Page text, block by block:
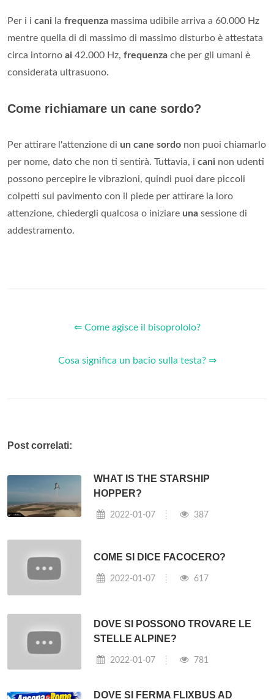
Per i i cani la frequenza massima udibile arriva a 60.000 Hz
mentre quella di di massimo di massimo disturbo è attestata
circa intorno ai 42.000 Hz, frequenza che per gli umani è
considerata ultrasuono.
Come richiamare un cane sordo?
Per attirare l'attenzione di un cane sordo non puoi chiamarlo
per nome, dato che non ti sentirà. Tuttavia, i cani non udenti
possono percepire le vibrazioni, quindi puoi dare piccoli
colpetti sul pavimento con il piede per attirare la loro
attenzione, chiedergli qualcosa o iniziare una sessione di
addestramento.
⇐ Come agisce il bisoprololo?
Cosa significa un bacio sulla testa? ⇒
Post correlati:
WHAT IS THE STARSHIP
HOPPER?
2022-01-07 387
COME SI DICE FACOCERO?
2022-01-07 617
DOVE SI POSSONO TROVARE LE
STELLE ALPINE?
2022-01-07 781
DOVE SI FERMA FLIXBUS AD